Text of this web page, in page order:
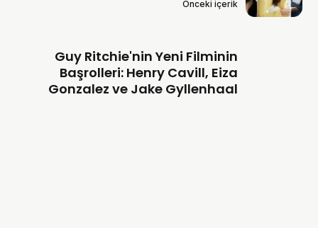
Önceki içerik
Guy Ritchie'nin Yeni Filminin
Başrolleri: Henry Cavill, Eiza
Gonzalez ve Jake Gyllenhaal